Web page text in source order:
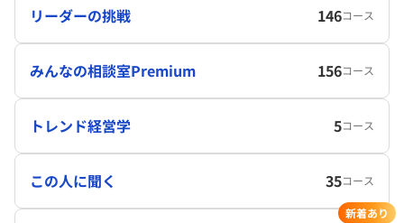
リーダーの挑戦 146コース
みんなの相談室Premium 156コース
トレンド経営学 5コース
この人に聞く 35コース
新着あり